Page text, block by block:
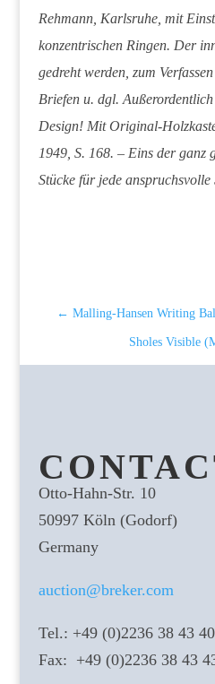
Rehmann, Karlsruhe, mit
konzentrischen Ringen. Der
gedreht werden, zum
Briefen u. dgl. Außerordentlich
Design! Mit Original-
1949, S. 168. – Eins der ganz
Stücke für jede anspruchsvolle
← Malling-Hansen Writing
Sholes Visible
Otto-Hahn-Str. 10
50997 Köln (Godorf)
Germany
auction@breker.com
Tel.: +49 (0)2236 38 43 40
Fax: +49 (0)2236 38 43